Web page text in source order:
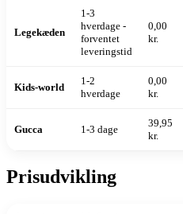
Legekæden
1-3
hverdage -
forventet
leveringstid
0,00
kr.
Kids-world
1-2
hverdage
0,00
kr.
Gucca 1-3 dage
39,95
kr.
Prisudvikling